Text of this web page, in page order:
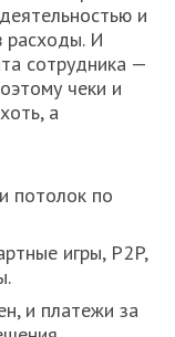
и
расходы. И
сотрудника —
чеки и
а
потолок по
игры, P2P,
и платежи за